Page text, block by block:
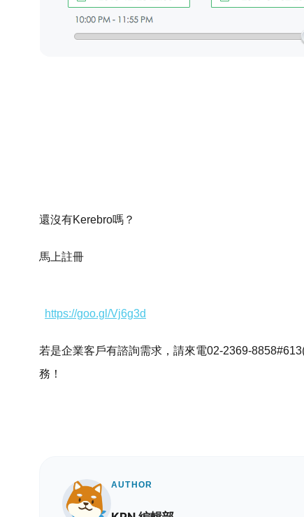
還沒有Kerebro嗎？
馬上註冊
https://goo.gl/Vj6g3d
若是企業客戶有諮詢需求，請來電02-2369-
務！
AUTHOR